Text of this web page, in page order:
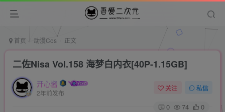
首页 动漫Cos 正文
二佐Nisa Vol.158 海梦白内衣[40P-1.15GB]
开心酱
2年前发布
关注 私信
0 74 0